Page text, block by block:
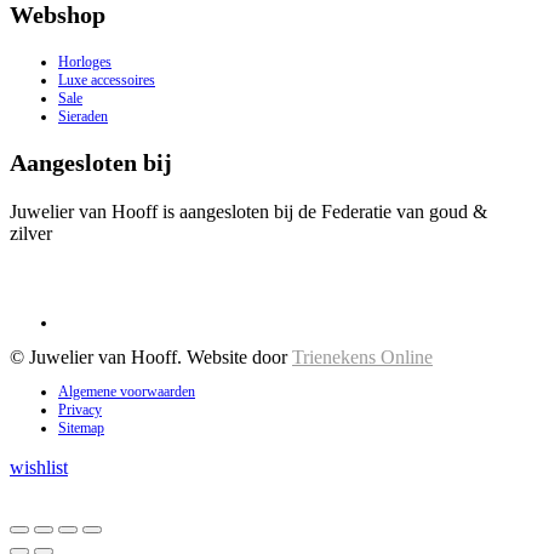
Webshop
Horloges
Luxe accessoires
Sale
Sieraden
Aangesloten bij
Juwelier van Hooff is aangesloten bij de Federatie van goud &
zilver
© Juwelier van Hooff. Website doorTrienekens Online
Algemene voorwaarden
Privacy
Sitemap
wishlist